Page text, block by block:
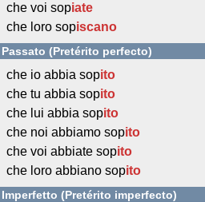
che voi sopiate
che loro sopiscano
Passato (Pretérito perfecto)
che io abbia sopito
che tu abbia sopito
che lui abbia sopito
che noi abbiamo sopito
che voi abbiate sopito
che loro abbiano sopito
Imperfetto (Pretérito imperfecto)